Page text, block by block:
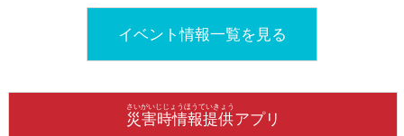
イベント情報一覧を見る
災害時情報提供
さいがいじじょうほうていきょう
アプリ